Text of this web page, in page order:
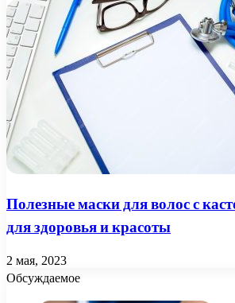
Полезные маски для волос с
для здоровья и красоты
2 мая, 2023
Обсуждаемое